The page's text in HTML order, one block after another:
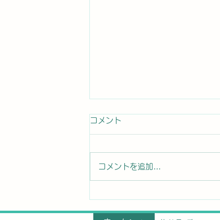
コメント
コメントを追加…